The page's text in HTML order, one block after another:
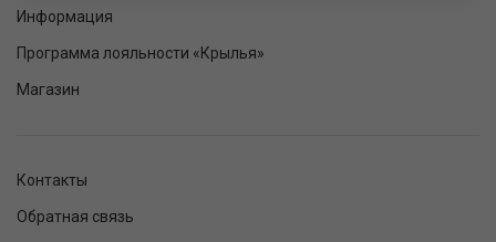
Информация
Программа лояльности «Крылья»
Магазин
Контакты
Обратная связь